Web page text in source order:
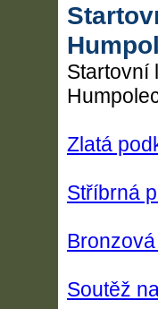
Startovní
Zlatá
Stříbrná
Soutěž